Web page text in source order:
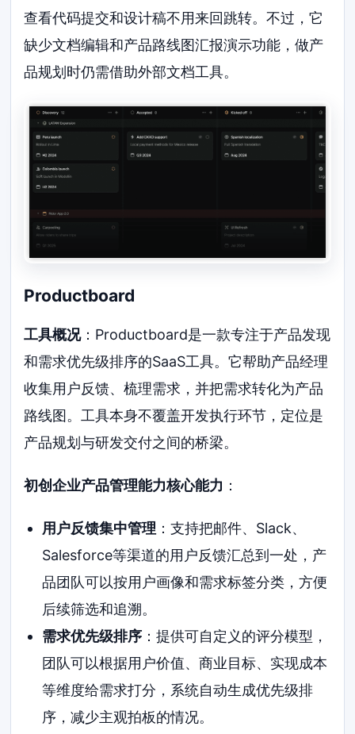
查看代码提交和设计稿不用来回跳转。不过，它
缺少文档编辑和产品路线图汇报演示功能，做产
品规划时仍需借助外部文档工具。
Productboard
工具概况：Productboard是一款专注于产品发现
和需求优先级排序的SaaS工具。它帮助产品经理
收集用户反馈、梳理需求，并把需求转化为产品
路线图。工具本身不覆盖开发执行环节，定位是
产品规划与研发交付之间的桥梁。
初创企业产品管理能力核心能力 ：
用户反馈集中管理 ：支持把邮件、Slack、
Salesforce等渠道的用户反馈汇总到一处，产
品团队可以按用户画像和需求标签分类，方便
后续筛选和追溯。
需求优先级排序：提供可自定义的评分模型，
团队可以根据用户价值、商业目标、实现成本
等维度给需求打分，系统自动生成优先级排
序，减少主观拍板的情况。